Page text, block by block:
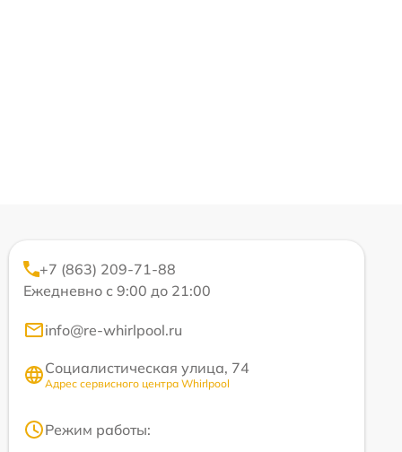
+7 (863) 209-71-88
Ежедневно с 9:00 до 21:00
info@re-whirlpool.ru
Социалистическая улица, 74
Адрес сервисного центра Whirlpool
Режим работы: